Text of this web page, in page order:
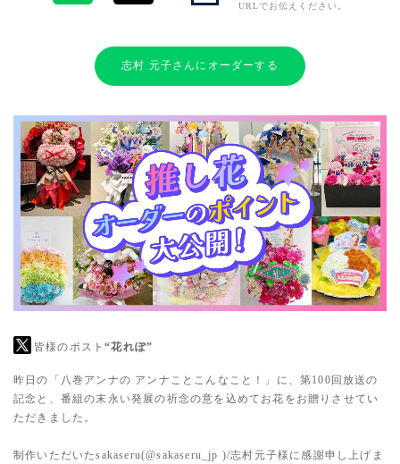
URLでお伝えください。
志村 元子さんにオーダーする
皆様のポスト“花れぽ”
昨日の「八巻アンナの アンナことこんなこと！」に、第100回放送の
記念と、番組の末永い発展の祈念の意を込めてお花をお贈りさせてい
ただきました。
制作いただいたsakaseru(@sakaseru_jp )/志村元子様に感謝申し上げま